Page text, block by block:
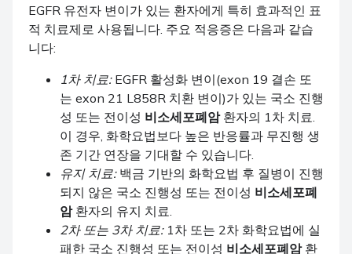
EGFR 유전자 변이가 있는 환자에게 특히 효과적인 표
적 치료제로 사용됩니다. 주요 적응증은 다음과 같습
니다:
1차 치료:EGFR 활성화 변이(exon 19 결손 또
는 exon 21 L858R 치환 변이)가 있는 국소 진행
성 또는 전이성 비소세포폐암환자의 1차 치료.
이 경우, 화학요법보다 높은 반응률과 무진행 생
존 기간 연장을 기대할 수 있습니다.
유지 치료:백금 기반의 화학요법 후 질병이 진행
되지 않은 국소 진행성 또는 전이성 비소세포폐
암환자의 유지 치료.
2차 또는 3차 치료:1차 또는 2차 화학요법에 실
패한 국소 진행성 또는 전이성 비소세포폐암환